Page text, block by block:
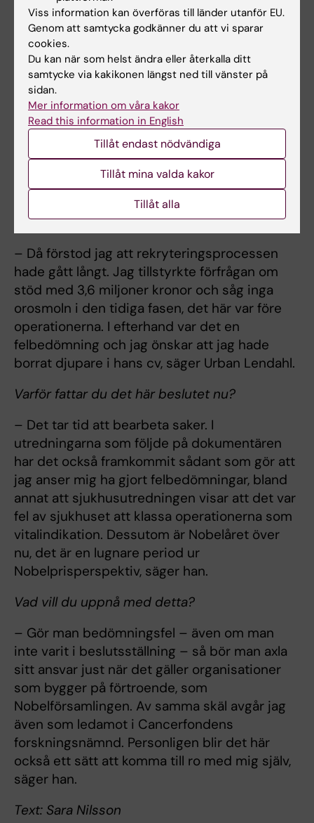
Urban Lendahl var också en av 14 forskare
som undertecknade en skrivelse som
lämnades till rekryteringsutskottet som stöd
för att Macchiarini skulle rekryteras som
gästprofessor till KI.
Fick fråga om att finansiera Macchiarini
Dessutom fick Urban Lendahl en förfrågan av
Macchiarinis blivande institution om huruvida
SFO-centret StratRegen som Urban Lendahl
ledde, kunde bidra med finansiellt stöd till
Macchiarinis rekryteringserbjudande.
– Då förstod jag att rekryteringsprocessen
hade gått långt. Jag tillstyrkte förfrågan om
stöd med 3,6 miljoner kronor och såg inga
orosmoln i den tidiga fasen, det här var före
operationerna. I efterhand var det en
felbedömning och jag önskar att jag hade
borrat djupare i hans cv, säger Urban Lendahl.
Varför fattar du det här beslutet nu?
– Det tar tid att bearbeta saker. I
utredningarna som följde på dokumentären
har det också framkommit sådant som gör att
jag anser mig ha gjort felbedömningar, bland
annat att sjukhusutredningen visar att det var
fel av sjukhuset att klassa operationerna som
vitalindikation. Dessutom är Nobelåret över
nu, det är en lugnare period ur
Nobelprisperspektiv, säger han.
Vad vill du uppnå med detta?
– Gör man bedömningsfel – även om man
inte varit i beslutsställning – så bör man axla
sitt ansvar just när det gäller organisationer
som bygger på förtroende, som
Nobelförsamlingen. Av samma skäl avgår jag
även som ledamot i Cancerfondens
forskningsnämnd. Personligen blir det här
också ett sätt att komma till ro med mig själv,
säger han.
Text: Sara Nilsson
Viss information kan överföras till länder utanför EU.
Genom att samtycka godkänner du att vi sparar
cookies.
Du kan när som helst ändra eller återkalla ditt
samtycke via kakikonen längst ned till vänster på
sidan.
Mer information om våra kakor
Read this information in English
Tillåt endast nödvändiga
Tillåt mina valda kakor
Tillåt alla